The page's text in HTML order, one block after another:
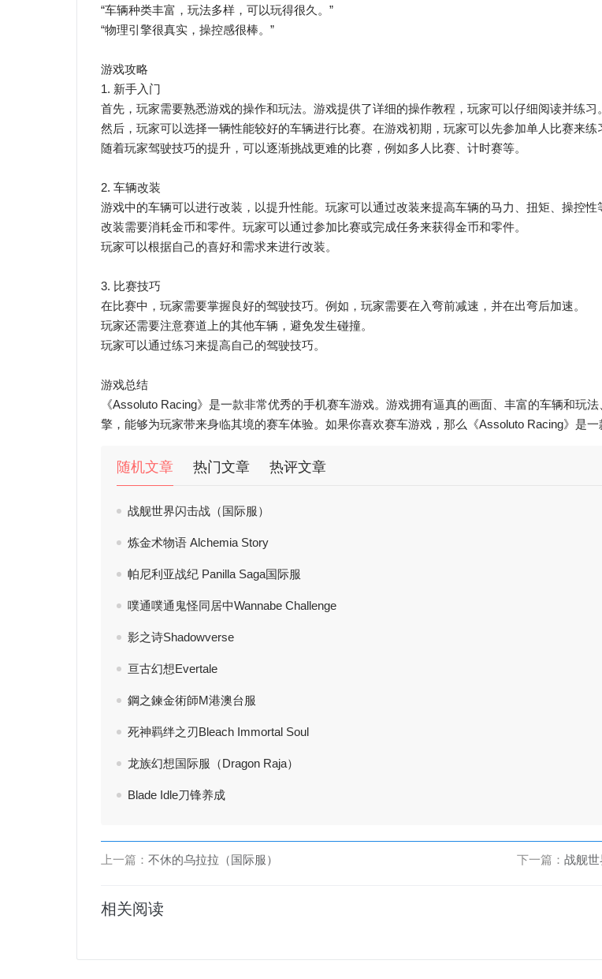
“车辆种类丰富，玩法多样，可以玩得很久。”
“物理引擎很真实，操控感很棒。”
游戏攻略
1. 新手入门
首先，玩家需要熟悉游戏的操作和玩法。游戏提供了详细的操作教程，玩家可以仔细阅读并练习。
然后，玩家可以选择一辆性能较好的车辆进行比赛。在游戏初期，玩家可以先参加单人比赛来练
随着玩家驾驶技巧的提升，可以逐渐挑战更难的比赛，例如多人比赛、计时赛等。
2. 车辆改装
游戏中的车辆可以进行改装，以提升性能。玩家可以通过改装来提高车辆的马力、扭矩、操控性
改装需要消耗金币和零件。玩家可以通过参加比赛或完成任务来获得金币和零件。
玩家可以根据自己的喜好和需求来进行改装。
3. 比赛技巧
在比赛中，玩家需要掌握良好的驾驶技巧。例如，玩家需要在入弯前减速，并在出弯后加速。
玩家还需要注意赛道上的其他车辆，避免发生碰撞。
玩家可以通过练习来提高自己的驾驶技巧。
游戏总结
《Assoluto Racing》是一款非常优秀的手机赛车游戏。游戏拥有逼真的画面、丰富的车辆和玩
擎，能够为玩家带来身临其境的赛车体验。如果你喜欢赛车游戏，那么《Assoluto Racing》是一
随机文章 热门文章 热评文章
战舰世界闪击战（国际服）
炼金术物语 Alchemia Story
帕尼利亚战纪 Panilla Saga国际服
噗通噗通鬼怪同居中Wannabe Challenge
影之诗Shadowverse
亘古幻想Evertale
鋼之鍊金術師M港澳台服
死神羁绊之刃Bleach Immortal Soul
龙族幻想国际服（Dragon Raja）
Blade Idle刀锋养成
上一篇： 不休的乌拉拉（国际服） 下一篇： 战舰世
相关阅读